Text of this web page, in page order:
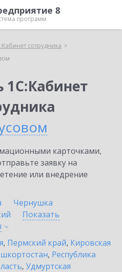
8
программ
сотрудника
1С:Кабинет
карточками,
заявку на
или внедрение
Чернушка
Показать
, Пермский край, Кировская
, Республика
, Удмуртская